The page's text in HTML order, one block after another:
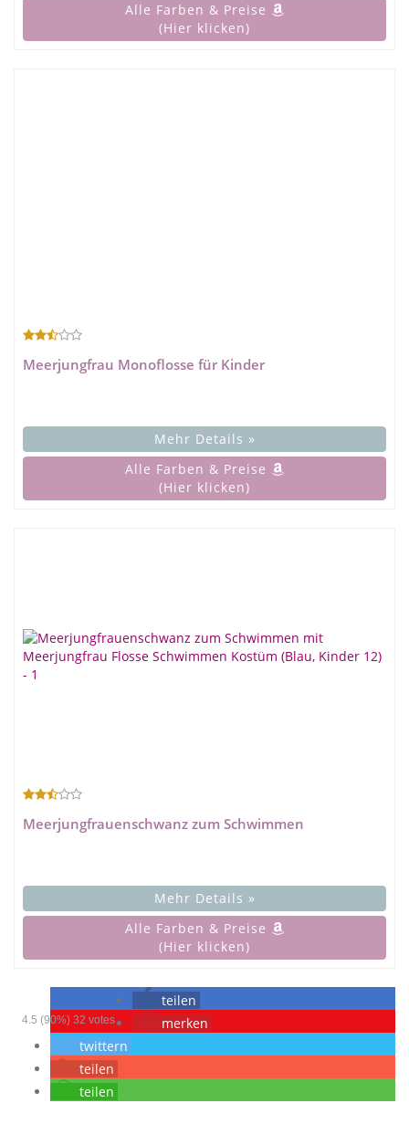
Alle Farben & Preise
(Hier klicken)
Meerjungfrau Monoflosse für Kinder
Mehr Details »
Alle Farben & Preise
(Hier klicken)
Meerjungfrauenschwanz zum Schwimmen
Mehr Details »
Alle Farben & Preise
(Hier klicken)
4.5 (90%) 32 votes
teilen
merken
twittern
teilen
teilen